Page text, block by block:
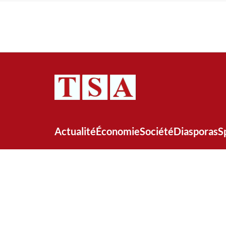
ActualitéÉconomieSociétéDiasporas